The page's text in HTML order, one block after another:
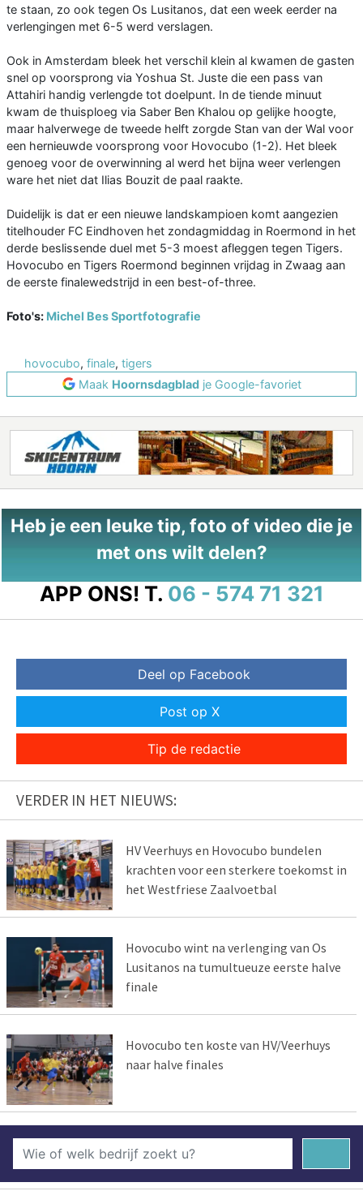
te staan, zo ook tegen Os Lusitanos, dat een week eerder na
verlengingen met 6-5 werd verslagen.
Ook in Amsterdam bleek het verschil klein al kwamen de gasten
snel op voorsprong via Yoshua St. Juste die een pass van
Attahiri handig verlengde tot doelpunt. In de tiende minuut
kwam de thuisploeg via Saber Ben Khalou op gelijke hoogte,
maar halverwege de tweede helft zorgde Stan van der Wal voor
een hernieuwde voorsprong voor Hovocubo (1-2). Het bleek
genoeg voor de overwinning al werd het bijna weer verlengen
ware het niet dat Ilias Bouzit de paal raakte.
Duidelijk is dat er een nieuwe landskampioen komt aangezien
titelhouder FC Eindhoven het zondagmiddag in Roermond in het
derde beslissende duel met 5-3 moest afleggen tegen Tigers.
Hovocubo en Tigers Roermond beginnen vrijdag in Zwaag aan
de eerste finalewedstrijd in een best-of-three.
Foto's: Michel Bes Sportfotografie
hovocubo, finale, tigers
Maak Hoornsdagbladje Google-favoriet
Heb je een leuke tip, foto of video die je
met ons wilt delen?
APP ONS! T. 06 - 574 71 321
Deel op Facebook
Post op X
Tip de redactie
VERDER IN HET NIEUWS:
HV Veerhuys en Hovocubo bundelen
krachten voor een sterkere toekomst in
het Westfriese Zaalvoetbal
Hovocubo wint na verlenging van Os
Lusitanos na tumultueuze eerste halve
finale
Hovocubo ten koste van HV/Veerhuys
naar halve finales